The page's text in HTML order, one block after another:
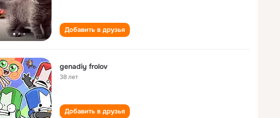
Добавить в друзья
genadiy frolov
38 лет
Добавить в друзья